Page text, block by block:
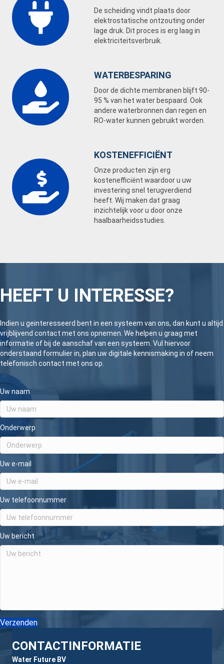
De scheiding vindt plaats door
elektrostatische ontzouting onder
lage druk. Dit proces is erg laag in
elektriciteitsverbruik.
WATERBESPARING
Door de dichte membranen blijft 90-
95 % van het water bespaard. Ook
andere waterbronnen dan regen en
RO-water kunnen gebruikt worden.
KOSTENEFFICIËNT
Onze producten zijn erg
kostenefficiënt waardoor u uw
investering snel terugverdiend
heeft. Wij maken dat graag
inzichtelijk voor u door onze
haalbaarheidsstudies.
HEEFT U INTERESSE?
Indien u geinteresseerd bent in een systeem van ons, dan kunt u altijd
vrijblijvend contact met ons opnemen. We helpen u graag met
informatie of bij de aanschaf van een systeem. Vul hiervoor
onderstaand formulier in, plan uw digitale kennismaking in of neem
telefonisch contact met ons op.
Uw naam
Onderwerp
Uw e-mail
Uw telefoonnummer
Uw bericht
Verzenden
CONTACTINFORMATIE
Water Future BV